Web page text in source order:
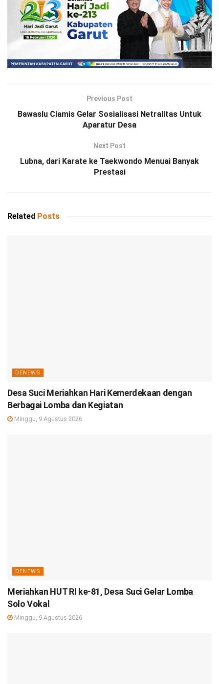
Previous Post
Bawaslu Ciamis Gelar Sosialisasi Netralitas Untuk
Aparatur Desa
Next Post
Lubna, dari Karate ke Taekwondo Menuai Banyak
Prestasi
Related Posts
DENEWS
Desa Suci Meriahkan Hari Kemerdekaan dengan
Berbagai Lomba dan Kegiatan
Minggu, 9 Agustus 2026
DENEWS
Meriahkan HUT RI ke-81, Desa Suci Gelar Lomba
Solo Vokal
Minggu, 9 Agustus 2026